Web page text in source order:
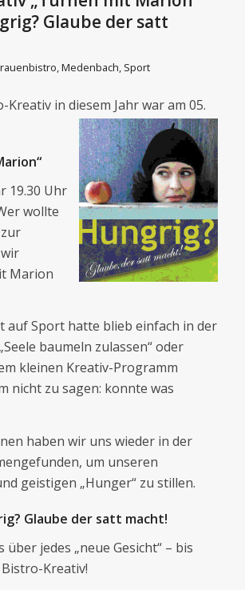
Glaube der satt
,Medenbach, Sport
Kreativ in diesem Jahr war am 05.
19.30 Uhr
wollte
Marion
auf Sport hatte blieb einfach in der
baumeln zulassen“ oder
kleinen Kreativ-Programm
nicht zu sagen: konnte was
haben wir uns wieder in der
um unseren
geistigen „Hunger“ zu stillen.
Glaube der satt macht!
jedes „neue Gesicht“ – bis
Kreativ!